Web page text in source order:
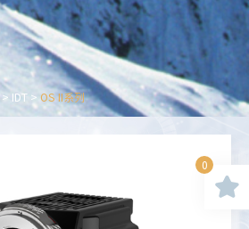
> IDT > OS II系列
0